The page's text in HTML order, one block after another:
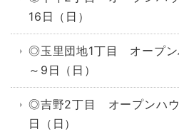
16日（日）
◎玉里団地1丁目 オープン
～9日（日）
◎吉野2丁目 オープンハ
日（日）